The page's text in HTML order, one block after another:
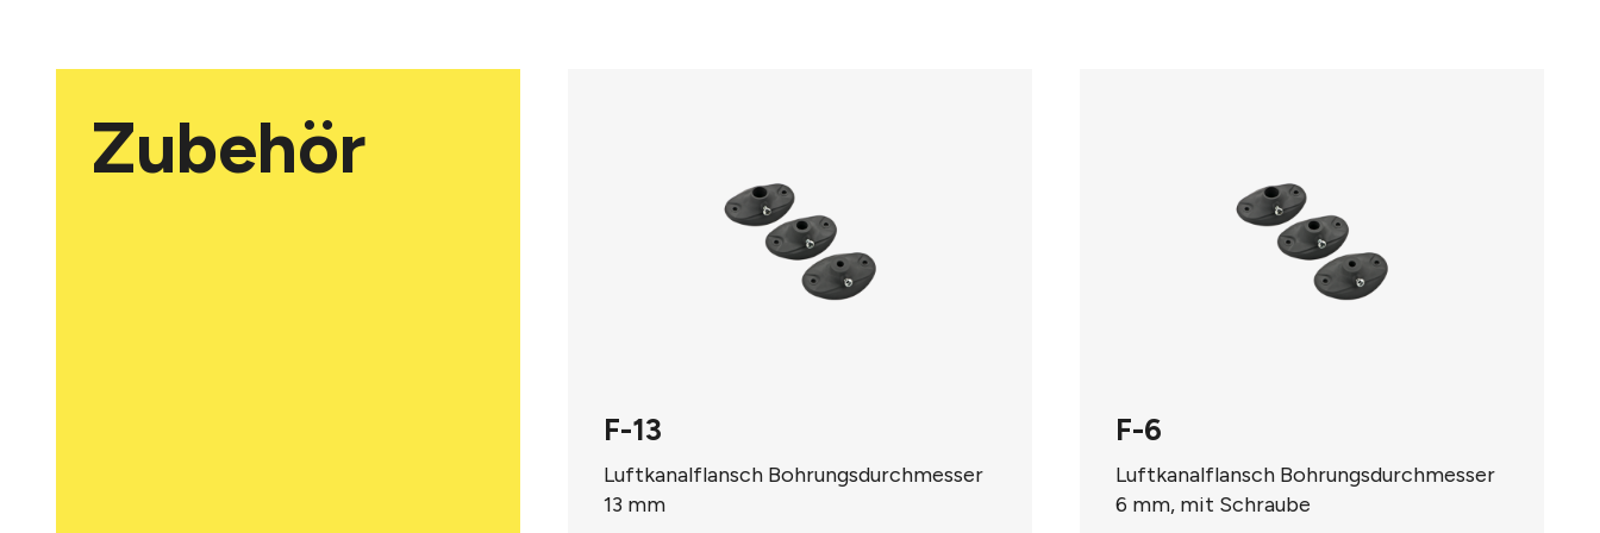
Zubehör
F-13
Luftkanalflansch Bohrungsdurchmesser
13 mm
F-6
Luftkanalflansch Bohrungsdurchmesser
6 mm, mit Schraube